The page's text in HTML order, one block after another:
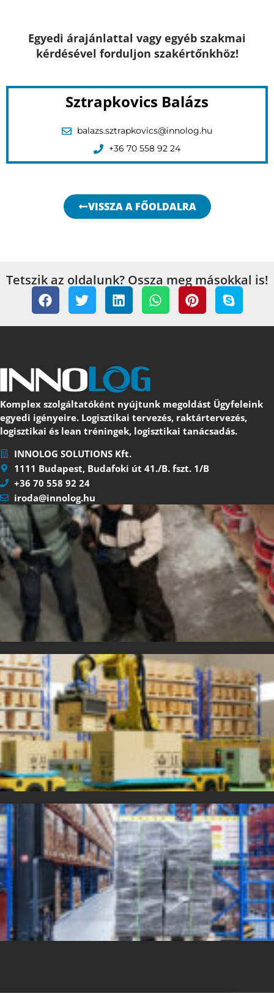
Egyedi árajánlattal vagy egyéb szakmai
kérdésével forduljon szakértőnkhöz!
Sztrapkovics Balázs
balazs.sztrapkovics@innolog.hu
+36 70 558 92 24
VISSZA A FŐOLDALRA
Tetszik az oldalunk? Ossza meg másokkal is!
Komplex szolgáltatóként nyújtunk megoldást Ügyfeleink
egyedi igényeire. Logisztikai tervezés, raktártervezés,
logisztikai és lean tréningek, logisztikai tanácsadás.
INNOLOG SOLUTIONS Kft.
1111 Budapest, Budafoki út 41./B. fszt. 1/B
+36 70 558 92 24
iroda@innolog.hu